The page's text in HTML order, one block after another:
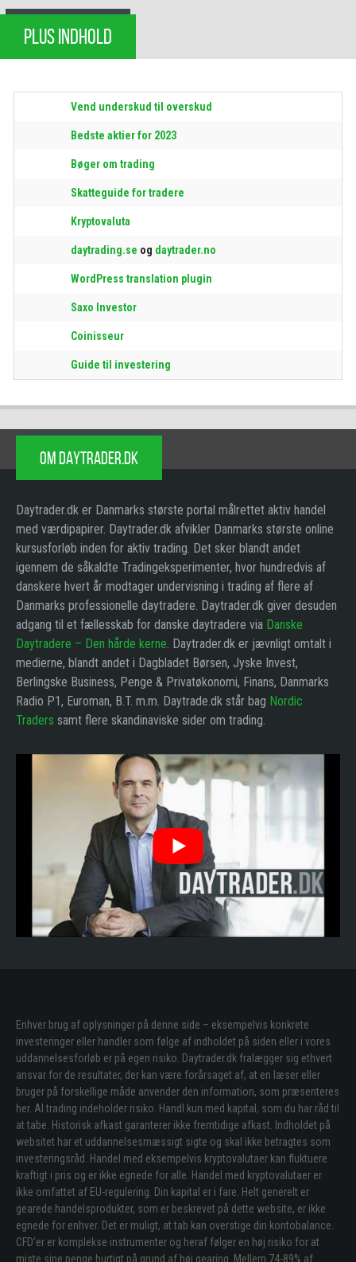
PLUS INDHOLD
Vend underskud til overskud
Bedste aktier for 2023
Bøger om trading
Skatteguide for tradere
Kryptovaluta
daytrading.se og daytrader.no
WordPress translation plugin
Saxo Investor
Coinisseur
Guide til investering
OM DAYTRADER.DK
Daytrader.dk er Danmarks største portal målrettet aktiv handel
med værdipapirer. Daytrader.dk afvikler Danmarks største online
kursusforløb inden for aktiv trading. Det sker blandt andet
igennem de såkaldte Tradingeksperimenter, hvor hundredvis af
danskere hvert år modtager undervisning i trading af flere af
Danmarks professionelle daytradere. Daytrader.dk giver desuden
adgang til et fællesskab for danske daytradere via Danske
Daytradere – Den hårde kerne. Daytrader.dk er jævnligt omtalt i
medierne, blandt andet i Dagbladet Børsen, Jyske Invest,
Berlingske Business, Penge & Privatøkonomi, Finans, Danmarks
Radio P1, Euroman, B.T. m.m. Daytrade.dk står bag Nordic
Traders samt flere skandinaviske sider om trading.
Enhver brug af oplysninger på denne side – eksempelvis konkrete
investeringer eller handler som følge af indholdet på siden eller i vores
uddannelsesforløb er på egen risiko. Daytrader.dk fralægger sig ethvert
ansvar for de resultater, der kan være forårsaget af, at en læser eller
bruger på forskellige måde anvender den information, som præsenteres
her. Al trading indeholder risiko. Handl kun med kapital, som du har råd til
at tabe. Historisk afkast garanterer ikke fremtidige afkast. Indholdet på
websitet har et uddannelsesmæssigt sigte og skal ikke betragtes som
investeringsråd. Handel med eksempelvis kryptovalutaer kan fluktuere
kraftigt i pris og er ikke egnede for alle. Handel med kryptovalutaer er
ikke omfattet af EU-regulering. Din kapital er i fare. Helt generelt er
gearede handelsprodukter, som er beskrevet på dette website, er ikke
egnede for enhver. Det er muligt, at tab kan overstige din kontobalance.
CFD’er er komplekse instrumenter og heraf følger en høj risiko for at
miste sine penge hurtigt på grund af høj gearing. Mellem 74-89% af